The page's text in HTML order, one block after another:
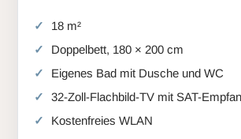
18 m²
Doppelbett, 180 × 200 cm
Eigenes Bad mit Dusche und WC
32-Zoll-Flachbild-TV mit SAT-
Kostenfreies WLAN